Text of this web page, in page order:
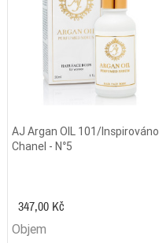
AJ Argan OIL 101/Inspirováno
Chanel - N°5
347,00 Kč
Objem